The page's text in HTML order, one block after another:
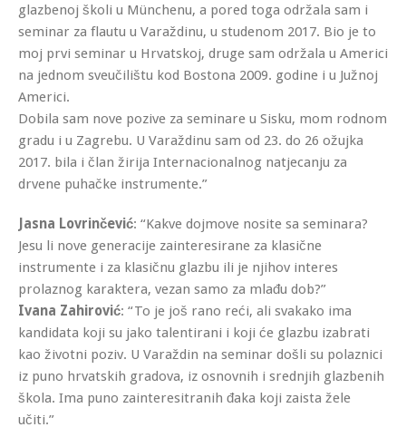
glazbenoj školi u Münchenu, a pored toga održala sam i
seminar za flautu u Varaždinu, u studenom 2017. Bio je to
moj prvi seminar u Hrvatskoj, druge sam održala u Americi
na jednom sveučilištu kod Bostona 2009. godine i u Južnoj
Americi.
Dobila sam nove pozive za seminare u Sisku, mom rodnom
gradu i u Zagrebu. U Varaždinu sam od 23. do 26 ožujka
2017. bila i član žirija Internacionalnog natjecanju za
drvene puhačke instrumente.”
Jasna Lovrinčević: “Kakve dojmove nosite sa seminara?
Jesu li nove generacije zainteresirane za klasične
instrumente i za klasičnu glazbu ili je njihov interes
prolaznog karaktera, vezan samo za mlađu dob?”
Ivana Zahirović: “To je još rano reći, ali svakako ima
kandidata koji su jako talentirani i koji će glazbu izabrati
kao životni poziv. U Varaždin na seminar došli su polaznici
iz puno hrvatskih gradova, iz osnovnih i srednjih glazbenih
škola. Ima puno zainteresitranih đaka koji zaista žele
učiti.”